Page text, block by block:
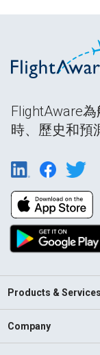
FlightAware
時、歷史和預
Products & Services
Company